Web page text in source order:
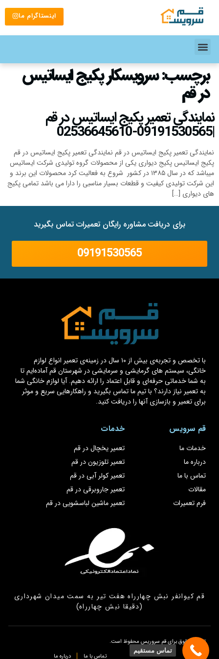
اینستاگرام ما
برچسب:سرویسکار پکیج ایساتیس
در قم
نمایندگی تعمیر پکیج ایساتیس در قم
|09191530565-02536645610
نمایندگی تعمیر پکیج ایساتیس در قم نمایندگی تعمیر پکیج ایساتیس در قم
پکیج ایساتیس پکیج دیواری یکی از محصولات گروه تولیدی شرکت ایساتیس
میباشد که در سال ۱۳۸۵ در کشور شروع به فعالیت کرد محصولات این برند و
این شرکت تولیدی کیفیت و قطعات بسیار مناسبی را دارا می باشد تمامی پکیج
های دیواری […]
برای دریافت مشاوره رایگان تعمیرات تماس بگیرید
09191530565
با تخصص و تجربه‌ی بیش از ۱۰ سال در زمینه‌ی تعمیر انواع لوازم
خانگی، سیستم های گرمایشی و سرمایشی در شهرستان قم آماده‌ایم تا
به شما خدماتی حرفه‌ای و قابل اعتماد را ارائه دهیم. آیا لوازم خانگی شما
به تعمیر نیاز دارند؟ با تیم ما تماس بگیرید و راهکارهایی سریع و موثر
برای تعمیر و بازسازی آنها را دریافت کنید.
قم سرویس
خدمات ما
درباره ما
تماس با ما
مقالات
فرم تعمیرات
خدمات
تعمیر یخچال در قم
تعمیر تلوزیون در قم
تعمیر کولر آبی در قم
تعمیر جاروبرقی در قم
تعمیر ماشین لباسشویی در قم
قم کیوانفر نبش چهارراه هفت تیر به سمت میدان شهرداری
(دقیقا نبش چهارراه)
تمامی حقوق برای قم سروریس محفوظ است.
تماس با ما
درباره ما
تماس مستقیم